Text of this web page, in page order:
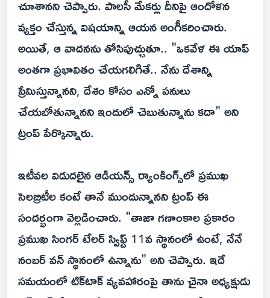
చూశానని చెప్పారు. పాలసీ మేకర్లు దీనిపై ఆందోళన
వ్యక్తం చేస్తున్న విషయాన్ని ఆయన అంగీకరించారు.
అయితే, ఆ వాదనను తోసిపుచ్చుతూ.. "ఒకవేళ ఈ యాప్
అంతగా ప్రభావితం చేయగలిగితే.. నేను దేశాన్ని
ప్రేమిస్తున్నానని, దేశం కోసం ఎన్నో పనులు
చేయబోతున్నానని ఇందులో చెబుతున్నాను కదా" అని
ట్రంప్ పేర్కొన్నారు.
ఇటీవల విడుదలైన ఆడియన్స్ ర్యాంకింగ్స్‌లో ప్రముఖ
సెలబ్రిటీల కంటే తానే ముందున్నానని ట్రంప్ ఈ
సందర్భంగా వెల్లడించారు. "తాజా గణాంకాల ప్రకారం
ప్రముఖ సింగర్ టేలర్ స్విఫ్ట్ 11వ స్థానంలో ఉంటే, నేనే
నంబర్ వన్ స్థానంలో ఉన్నాను" అని చెప్పారు. ఇదే
సమయంలో టిక్‌టాక్ వ్యవహారంపై తాను చైనా అధ్యక్షుడు